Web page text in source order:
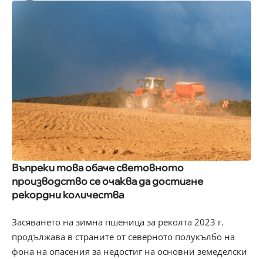
Въпреки това обаче световното
производство се очаква да достигне
рекордни количества
Засяването на зимна пшеница за реколта 2023 г.
продължава в страните от северното полукълбо на
фона на опасения за недостиг на основни земеделски